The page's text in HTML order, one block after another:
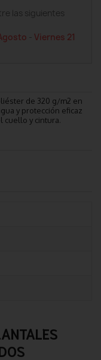
las siguientes
-Viernes 21
de 320 g/m2 en
y protección eficaz
cuello y cintura.